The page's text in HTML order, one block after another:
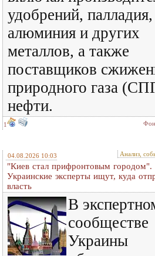
удобрений, палладия,
алюминия и других
металлов, а также
поставщиков
природного газа
нефти.
1
04.08.2026 10:03 Анализ,
"Киев стал прифронтовым городом".
Украинские эксперты ищут, куда
власть
В
сообществе
Украины